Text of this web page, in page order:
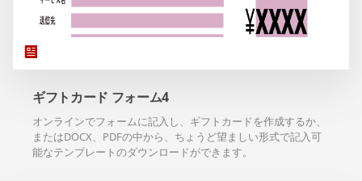
ギフトカード フォーム4
オンラインでフォームに記入し、ギフトカードを作成するか、
またはDOCX、PDFの中から、ちょうど望ましい形式で記入可
能なテンプレートのダウンロードができます。